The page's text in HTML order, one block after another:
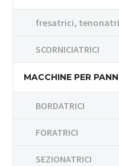
fresatrici,
SCORNICIATRICI
MACCHINE PER
BORDATRICI
FORATRICI
SEZIONATRICI